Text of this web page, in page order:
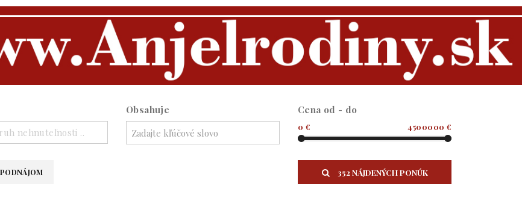
nehnuteľnosti ..
Obsahuje Cena od - do
0 € 4500000 €
PODNÁJOM 352 NÁJDENÝCH PONÚK